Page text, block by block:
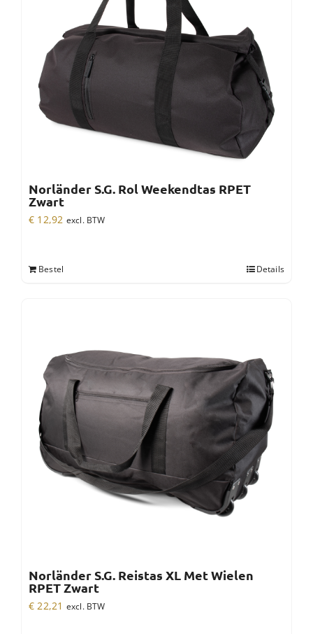
Norländer S.G. Rol Weekendtas RPET
Zwart
€ 12,92 excl. BTW
Bestel Details
Norländer S.G. Reistas XL Met Wielen
RPET Zwart
€ 22,21 excl. BTW